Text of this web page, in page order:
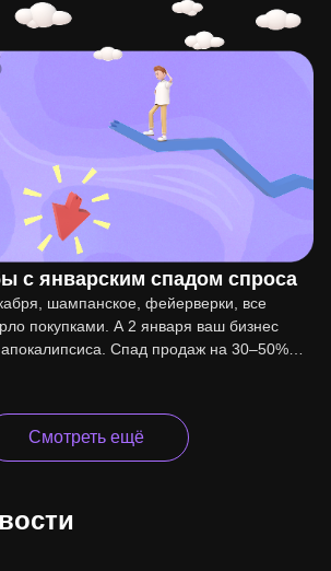
с январским спадом спроса
шампанское, фейерверки, все
покупками. А 2 января ваш бизнес
апокалипсиса. Спад продаж на 30–50%…
Смотреть ещё